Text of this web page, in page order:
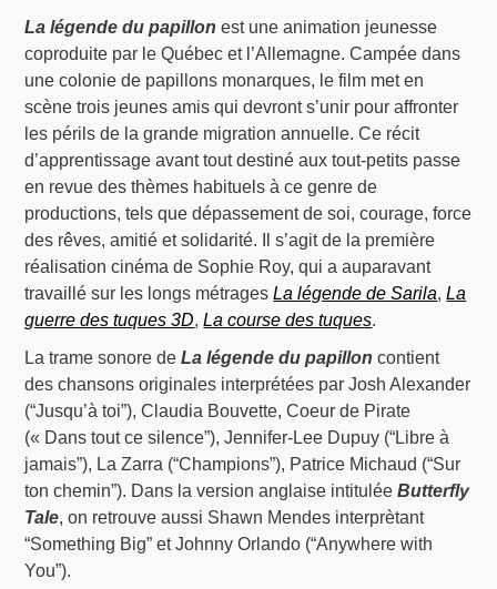
La légende du papillon est une animation jeunesse
coproduite par le Québec et l’Allemagne. Campée dans
une colonie de papillons monarques, le film met en
scène trois jeunes amis qui devront s’unir pour affronter
les périls de la grande migration annuelle. Ce récit
d’apprentissage avant tout destiné aux tout-petits passe
en revue des thèmes habituels à ce genre de
productions, tels que dépassement de soi, courage, force
des rêves, amitié et solidarité. Il s’agit de la première
réalisation cinéma de Sophie Roy, qui a auparavant
travaillé sur les longs métragesLa légende de Sarila,La
guerre des tuques 3D,La course des tuques.
La trame sonore deLa légende du papillon contient
des chansons originales interprétées par Josh Alexander
(“Jusqu’à toi”), Claudia Bouvette, Coeur de Pirate
(« Dans tout ce silence”), Jennifer-Lee Dupuy (“Libre à
jamais”), La Zarra (“Champions”), Patrice Michaud (“Sur
ton chemin”). Dans la version anglaise intituléeButterfly
Tale, on retrouve aussi Shawn Mendes interprètant
“Something Big” et Johnny Orlando (“Anywhere with
You”).